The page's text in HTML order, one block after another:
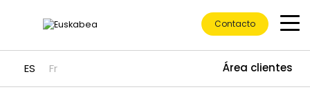
ES Fr Área clientes
Contacto